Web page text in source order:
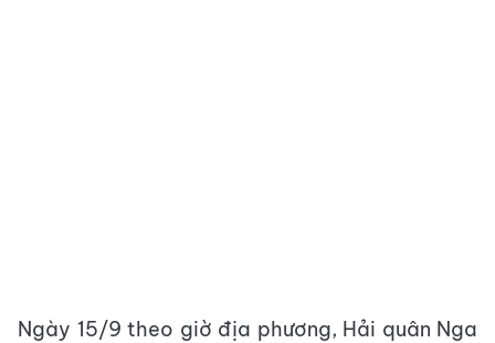
Ngày 15/9 theo giờ địa phương, Hải quân Nga